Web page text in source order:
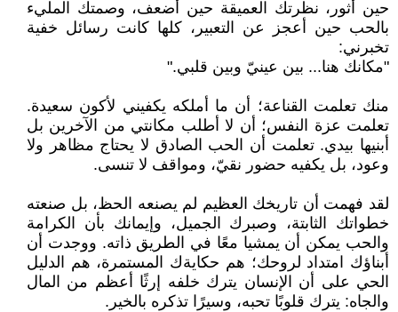
حين أثور، نظرتك العميقة حين أضعف، وصمتك المليء
بالحب حين أعجز عن التعبير، كلها كانت رسائل خفية
تخبرني:
"مكانك هنا... بين عينيّ وبين قلبي."
منك تعلمت القناعة؛ أن ما أملكه يكفيني لأكون سعيدة.
تعلمت عزة النفس؛ أن لا أطلب مكانتي من الآخرين بل
أبنيها بيدي. تعلمت أن الحب الصادق لا يحتاج مظاهر ولا
وعود، بل يكفيه حضور نقيّ، ومواقف لا تنسى.
لقد فهمت أن تاريخك العظيم لم يصنعه الحظ، بل صنعته
خطواتك الثابتة، وصبرك الجميل، وإيمانك بأن الكرامة
والحب يمكن أن يمشيا معًا في الطريق ذاته. ووجدت أن
أبناؤك امتداد لروحك؛ هم حكايةك المستمرة، هم الدليل
الحي على أن الإنسان يترك خلفه إرثًا أعظم من المال
والجاه: يترك قلوبًا تحبه، وسيرًا تذكره بالخير.